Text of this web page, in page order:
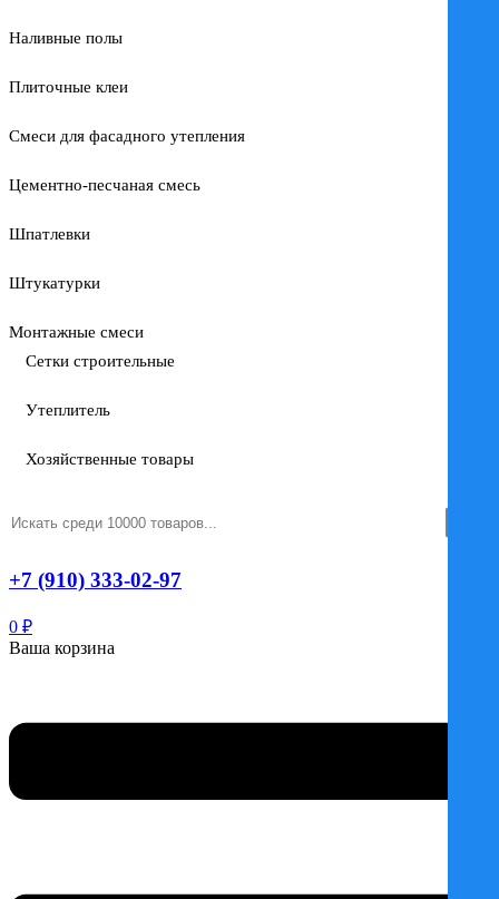
Наливные полы
Плиточные клеи
Смеси для фасадного утепления
Цементно-песчаная смесь
Шпатлевки
Штукатурки
Монтажные смеси
Сетки строительные
Утеплитель
Хозяйственные товары
+7 (910) 333-02-97
0 ₽
Ваша корзина